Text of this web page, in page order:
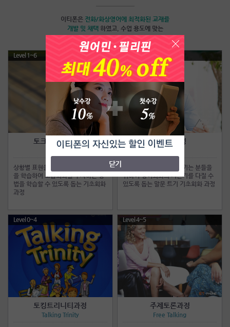
이티폰은 전화/화상영어에 최적화된 교재를
개발 및 채택 하였고, 수업 용도에 맞는
Level 1~6
토크얼라이브과정
Talk Alive
상황별 표현을 중심으로 유용한 패턴
을 학습하여 고급회화를 구사하는 방
법을 학습할 수 있도록 돕는 기초회화
과정
점프업과정
Jump Up
일상대화에 어려움을 느끼는 분들을
위하여 영어회화의 기본기를 다질 수
있도록 돕는 말문 트기 기초회화 과정
Level 0~4
토킹트리니티과정
Talking Trinity
Level 4~5
주제토론과정
Free Talking
닫기